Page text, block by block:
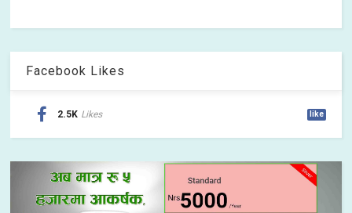
Facebook Likes
2.5K Likes like